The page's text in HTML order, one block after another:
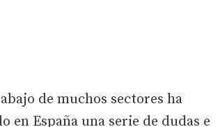
de muchos sectores ha
en España una serie de dudas e